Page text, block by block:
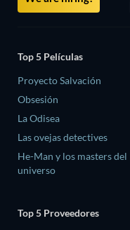
Top 5 Películas
Proyecto Salvación
Obsesión
La Odisea
Las ovejas detectives
He-Man y los masters del
universo
Top 5 Proveedores